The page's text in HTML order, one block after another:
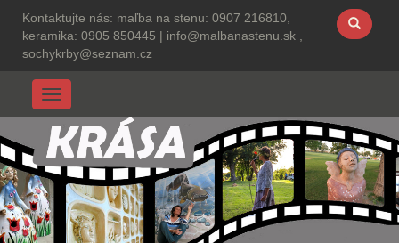
Kontaktujte nás: maľba na stenu: 0907 216810,
keramika: 0905 850445 | info@malbanastenu.sk ,
sochykrby@seznam.cz
Menu